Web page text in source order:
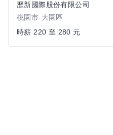
歷新國際股份有限公司
桃園市-大園區
時薪 220 至 280 元